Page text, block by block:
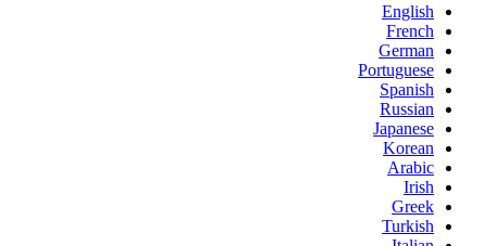
English
French
German
Portuguese
Spanish
Russian
Japanese
Korean
Arabic
Irish
Greek
Turkish